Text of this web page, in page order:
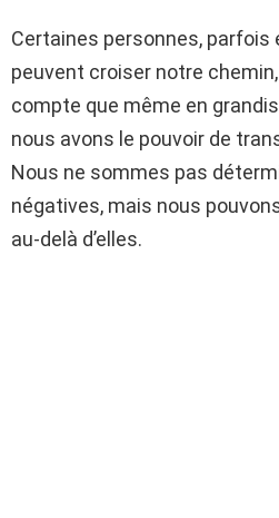
Certaines personnes, parfois
peuvent croiser notre
compte que même en
nous avons le pouvoir de
Nous ne sommes pas
négatives, mais nous
au-delà d’elles.